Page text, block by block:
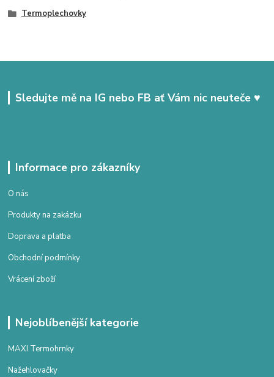
Termoplechovky
Sledujte mě na IG nebo FB ať Vám nic neuteče ♥
Informace pro zákazníky
O nás
Produkty na zakázku
Doprava a platba
Obchodní podmínky
Vrácení zboží
Nejoblíbenější kategorie
MAXI Termohrnky
Nažehlovačky